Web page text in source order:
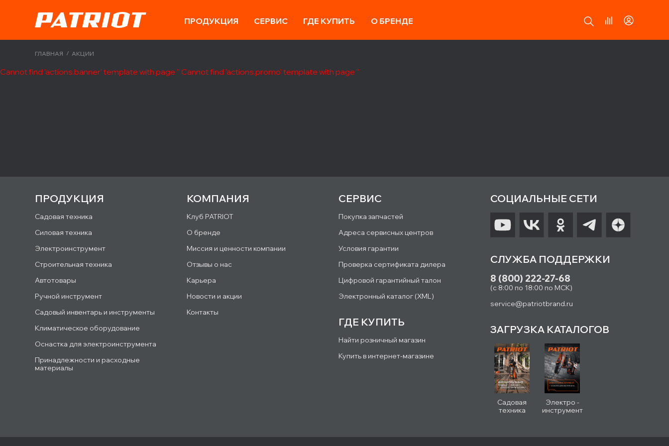
ПРОДУКЦИЯ СЕРВИС ГДЕ КУПИТЬ О БРЕНДЕ
ГЛАВНАЯ / АКЦИИ
Cannot find 'actions.banner' template with page '' Cannot find 'actions.promo' template with page ''
ПРОДУКЦИЯ
Садовая техника
Силовая техника
Электроинструмент
Строительная техника
Автотовары
Ручной инструмент
Садовый инвентарь и инструменты
Климатическое оборудование
Оснастка для электроинструмента
Принадлежности и расходные
материалы
КОМПАНИЯ
Клуб PATRIOT
О бренде
Миссия и ценности компании
Отзывы о нас
Карьера
Новости и акции
Контакты
СЕРВИС
Покупка запчастей
Адреса сервисных центров
Условия гарантии
Проверка сертификата дилера
Цифровой гарантийный талон
Электронный каталог (XML)
ГДЕ КУПИТЬ
Найти розничный магазин
Купить в интернет-магазине
СОЦИАЛЬНЫЕ СЕТИ
СЛУЖБА ПОДДЕРЖКИ
8 (800) 222-27-68
(с 8:00 по 18:00 по МСК)
service@patriotbrand.ru
ЗАГРУЗКА КАТАЛОГОВ
Садовая
техника
Электро -
инструмент